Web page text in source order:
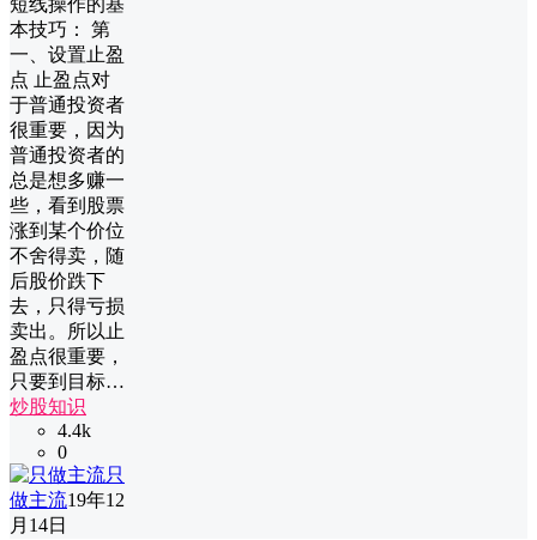
短线操作的基
本技巧： 第
一、设置止盈
点 止盈点对
于普通投资者
很重要，因为
普通投资者的
总是想多赚一
些，看到股票
涨到某个价位
不舍得卖，随
后股价跌下
去，只得亏损
卖出。所以止
盈点很重要，
只要到目标…
炒股知识
4.4k
0
只
做主流19年12
月14日